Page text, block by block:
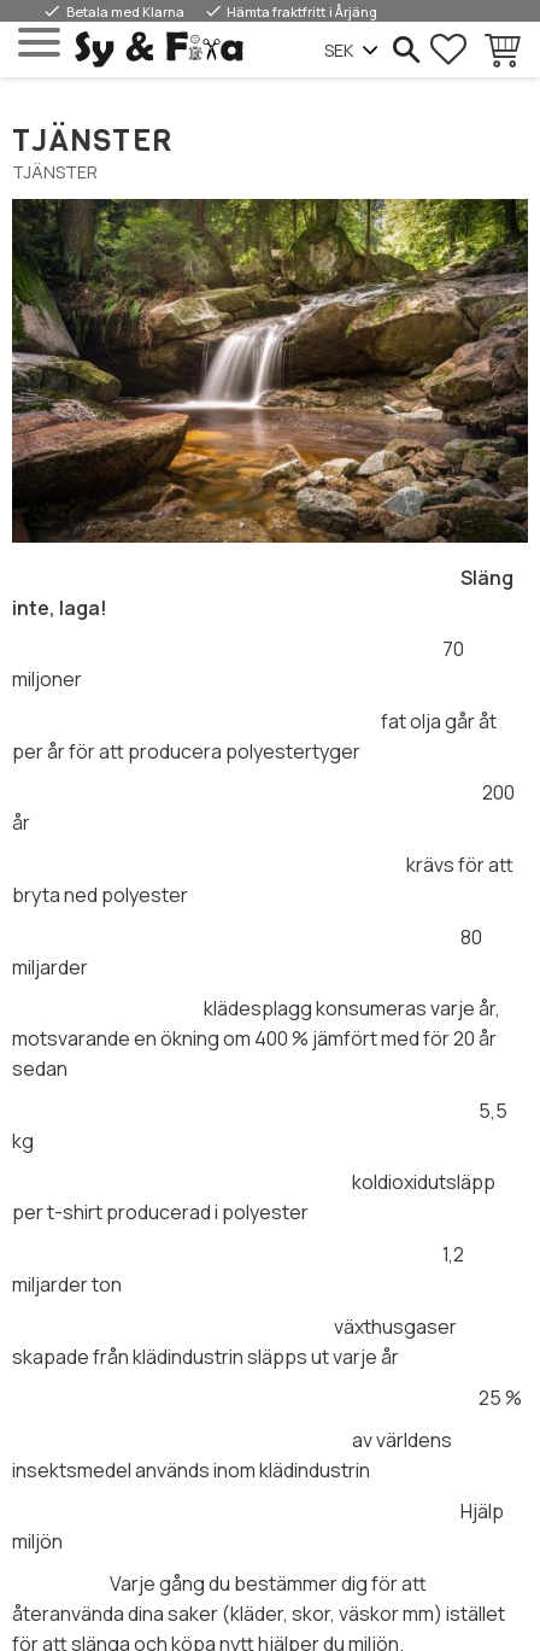
Menu
done Betala med Klarna done Hämta fraktfritt i Årjäng
TJÄNSTER
TJÄNSTER
Släng
inte, laga!
70
miljoner
fat olja går åt
per år för att producera polyestertyger
200
år
krävs för att
bryta ned polyester
80
miljarder
klädesplagg konsumeras varje år,
motsvarande en ökning om 400 % jämfört med för 20 år
sedan
5,5
kg
koldioxidutsläpp
per t-shirt producerad i polyester
1,2
miljarder ton
växthusgaser
skapade från klädindustrin släpps ut varje år
25 %
av världens
insektsmedel används inom klädindustrin
Hjälp
miljön
Varje gång du bestämmer dig för att
återanvända dina saker (kläder, skor, väskor mm) istället
för att slänga och köpa nytt hjälper du miljön.